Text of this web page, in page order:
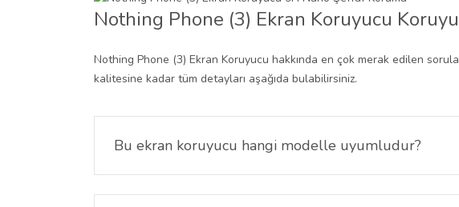
Nothing Phone (3) Ekran Koruyucu
Nothing Phone (3) Ekran Koruyucu hakkında en çok merak edilen
kalitesine kadar tüm detayları aşağıda bulabilirsiniz.
Bu ekran koruyucu hangi modelle uyumludur?
Ürün, yalnızca Nothing Phone (3) modelinin 6.67 inç ekranı ile